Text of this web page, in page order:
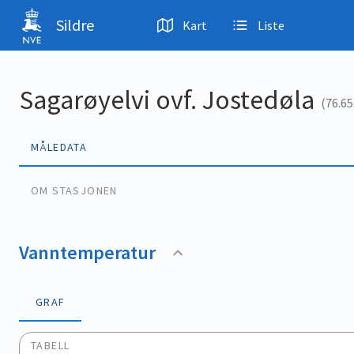
Hopp til hovedinnhold
Sildre Kart Liste
Sagarøyelvi ovf. Jostedøla
MÅLEDATA
OM STASJONEN
Vanntemperatur
GRAF
TABELL